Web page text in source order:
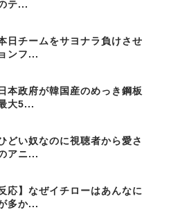
テ...
日チームをサヨナラ負けさせ
ンフ...
本政府が韓国産のめっき鋼板
大5...
どい奴なのに視聴者から愛さ
アニ...
応】なぜイチローはあんなに
多か...